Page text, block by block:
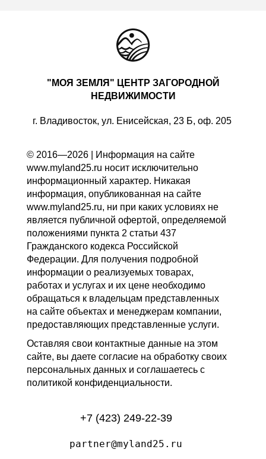
"МОЯ ЗЕМЛЯ" ЦЕНТР ЗАГОРОДНОЙ
НЕДВИЖИМОСТИ
г. Владивосток, ул. Енисейская, 23 Б, оф. 205
© 2016—2026 | Информация на сайте
www.myland25.ru носит исключительно
информационный характер. Никакая
информация, опубликованная на сайте
www.myland25.ru, ни при каких условиях не
является публичной офертой, определяемой
положениями пункта 2 статьи 437
Гражданского кодекса Российской
Федерации. Для получения подробной
информации о реализуемых товарах,
работах и услугах и их цене необходимо
обращаться к владельцам представленных
на сайте объектах и менеджерам компании,
предоставляющих представленные услуги.
Оставляя свои контактные данные на этом
сайте, вы даете согласие на обработку своих
персональных данных и соглашаетесь с
политикой конфиденциальности.
+7 (423) 249-22-39
partner@myland25.ru